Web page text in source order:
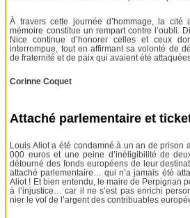
À travers cette journée d’hommage, la
mémoire constitue un rempart contre l’oubli.
Nice continue d’honorer celles et ceux
interrompue, tout en affirmant sa volonté de
de fraternité et de paix qui avaient été
Corinne Coquet
Attaché parlementaire et
Louis Aliot a été condamné à un an de prison
000 euros et une peine d’inéligibilité de
détourné des fonds européens de leur
attaché parlementaire… qui n’a jamais été
Aliot ! Et bien entendu, le maire de Perpignan
à l’injustice… car il ne s’est pas enrichi
nier le vol de l’argent des contribuables